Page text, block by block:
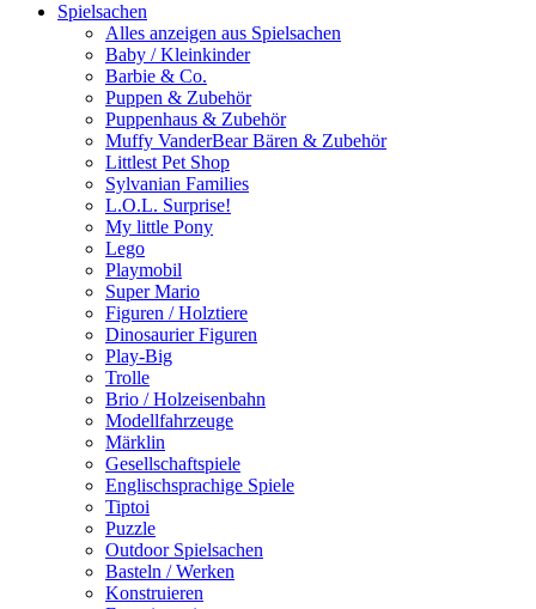
Spielsachen
Alles anzeigen aus Spielsachen
Baby / Kleinkinder
Barbie & Co.
Puppen & Zubehör
Puppenhaus & Zubehör
Muffy VanderBear Bären & Zubehör
Littlest Pet Shop
Sylvanian Families
L.O.L. Surprise!
My little Pony
Lego
Playmobil
Super Mario
Figuren / Holztiere
Dinosaurier Figuren
Play-Big
Trolle
Brio / Holzeisenbahn
Modellfahrzeuge
Märklin
Gesellschaftspiele
Englischsprachige Spiele
Tiptoi
Puzzle
Outdoor Spielsachen
Basteln / Werken
Konstruieren